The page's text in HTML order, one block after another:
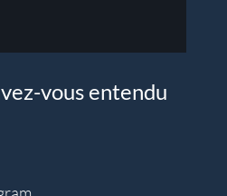
vous entendu